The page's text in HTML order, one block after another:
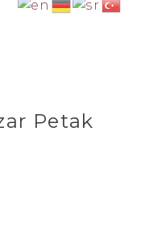
Petak